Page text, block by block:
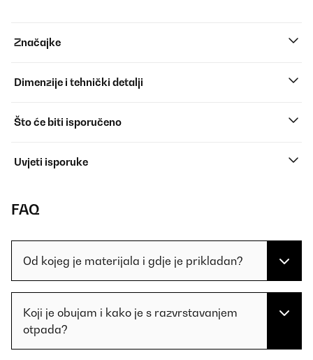
Značajke
Dimenzije i tehnički detalji
Što će biti isporučeno
Uvjeti isporuke
FAQ
Od kojeg je materijala i gdje je prikladan?
Koji je obujam i kako je s razvrstavanjem
otpada?